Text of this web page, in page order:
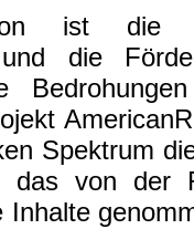
ist die
und die
Spektrum
das von der
Inhalte